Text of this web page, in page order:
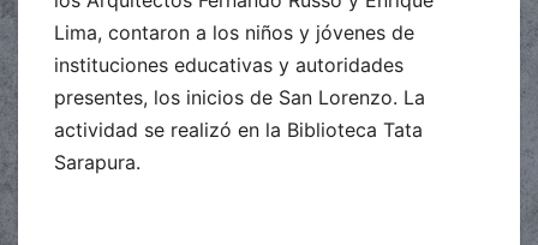
Lima, contaron a los niños y jóvenes de
instituciones educativas y autoridades
presentes, los inicios de San Lorenzo. La
actividad se realizó en la Biblioteca Tata
Sarapura.